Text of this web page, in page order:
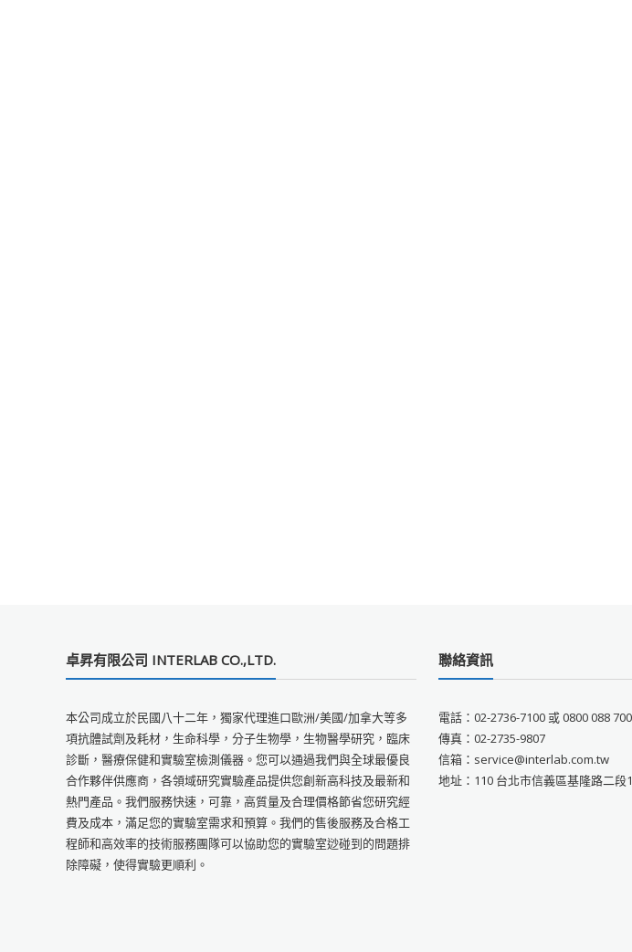
卓昇有限公司 INTERLAB CO.,LTD.
本公司成立於民國八十二年，獨家代理進口歐洲/美國/加拿大等多
項抗體試劑及耗材，生命科學，分子生物學，生物醫學研究，臨床
診斷，醫療保健和實驗室檢測儀器。您可以通過我們與全球最優良
合作夥伴供應商，各領域研究實驗產品提供您創新高科技及最新和
熱門產品。我們服務快速，可靠，高質量及合理價格節省您研究經
費及成本，滿足您的實驗室需求和預算。我們的售後服務及合格工
程師和高效率的技術服務團隊可以協助您的實驗室逤碰到的問題排
除障礙，使得實驗更順利。
聯絡資訊
電話：02-2736-7100 或 0800 088 700
傳真：02-2735-9807
信箱：service@interlab.com.tw
地址：110 台北市信義區基隆路二段